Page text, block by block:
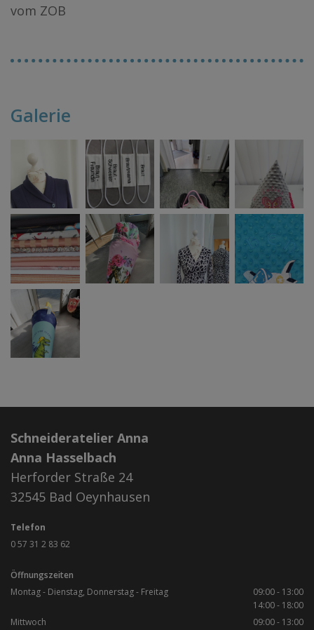
vom ZOB
Galerie
Schneideratelier Anna
Anna Hasselbach
Herforder Straße 24
32545 Bad Oeynhausen
Telefon
0 57 31 2 83 62
Öffnungszeiten
Montag - Dienstag, Donnerstag - Freitag
09:00 - 13:00
14:00 - 18:00
Mittwoch
09:00 - 13:00